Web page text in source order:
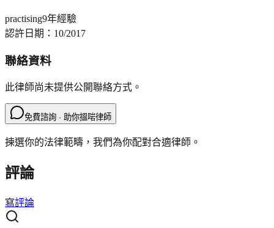
practising9年經驗
認許日期： 10/2017
聯絡資料
此律師尚未提供公開聯絡方式。
免費諮詢 · 助你搵啱律師
揀選你的法律範疇，我們為你配對合適律師。
評論
寫評論